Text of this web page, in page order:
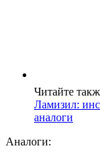
Читайте
Ламизил:
аналоги
Аналоги: